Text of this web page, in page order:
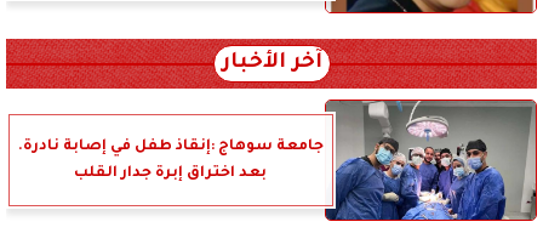
آخر الأخبار
جامعة سوهاج :إنقاذ طفل في إصابة نادرة.
بعد اختراق إبرة جدار القلب